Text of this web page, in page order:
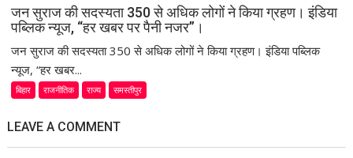
जन सुराज की सदस्यता 350 से अधिक लोगों ने किया ग्रहण। इंडिया
पब्लिक न्यूज, “हर खबर पर पैनी नजर”।
जन सुराज की सदस्यता 350 से अधिक लोगों ने किया ग्रहण। इंडिया पब्लिक
न्यूज, “हर खबर...
बिहार राजनीतिक राज्य समस्तीपुर
LEAVE A COMMENT